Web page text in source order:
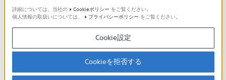
HT-S2000
詳細については、当社の
Cookieポリシー をご覧ください。
個人情報の取扱いについては、
プライバシーポリシー をご覧ください。
Cookie設定
Cookieを拒否する